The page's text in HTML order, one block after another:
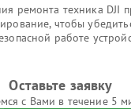
ремонта техника DJI
чтобы
работе
Оставьте заявку
с Вами в течение 5